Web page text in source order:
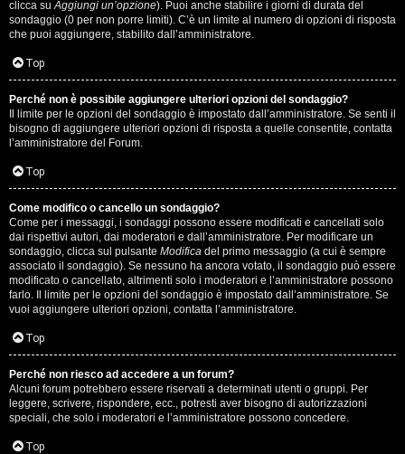
clicca suAggiungi un’opzione). Puoi anche stabilire i giorni di durata del
sondaggio (0 per non porre limiti). C’è un limite al numero di opzioni di risposta
che puoi aggiungere, stabilito dall’amministratore.
Top
Perché non è possibile aggiungere ulteriori opzioni del sondaggio?
Il limite per le opzioni del sondaggio è impostato dall’amministratore. Se senti il
bisogno di aggiungere ulteriori opzioni di risposta a quelle consentite, contatta
l’amministratore del Forum.
Top
Come modifico o cancello un sondaggio?
Come per i messaggi, i sondaggi possono essere modificati e cancellati solo
dai rispettivi autori, dai moderatori e dall’amministratore. Per modificare un
sondaggio, clicca sul pulsante Modifica del primo messaggio (a cui è sempre
associato il sondaggio). Se nessuno ha ancora votato, il sondaggio può essere
modificato o cancellato, altrimenti solo i moderatori e l’amministratore possono
farlo. Il limite per le opzioni del sondaggio è impostato dall’amministratore. Se
vuoi aggiungere ulteriori opzioni, contatta l’amministratore.
Top
Perché non riesco ad accedere a un forum?
Alcuni forum potrebbero essere riservati a determinati utenti o gruppi. Per
leggere, scrivere, rispondere, ecc., potresti aver bisogno di autorizzazioni
speciali, che solo i moderatori e l’amministratore possono concedere.
Top
i
D
'
A
g
o
s
t
i
n
o
.
.
.